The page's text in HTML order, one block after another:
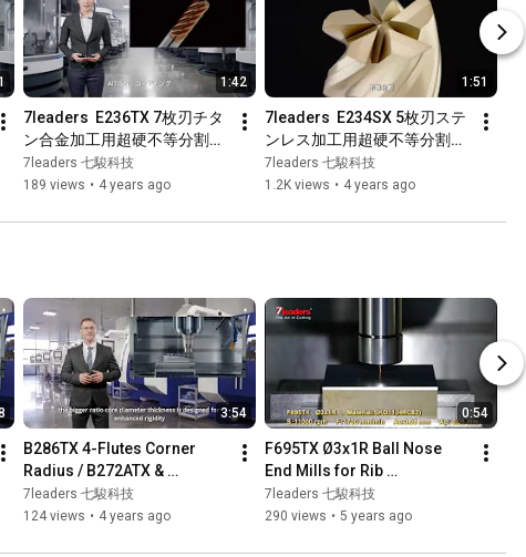
1:42
7leaders  E236TX 7枚刃チタ
ン合金加工用超硬不等分割不
等リードラジアスエンドミル
7leaders 七駿科技
189 views • 4 years ago
1:51
7leaders  E234SX 5枚刃ステ
ンレス加工用超硬不等分割不
等リードエンドミル
7leaders 七駿科技
1.2K views • 4 years ago
3:54
B286TX 4-Flutes Corner
Radius / B272ATX &
B273ATX  2-Flutes Ball Nose
End Mill for Mold & Die
7leaders 七駿科技
124 views • 4 years ago
0:54
F695TX Ø3x1R Ball Nose
End Mills for Rib
Processing 極超微粒鎢鋼塗
層深溝圓頭立銑刀
7leaders 七駿科技
290 views • 5 years ago